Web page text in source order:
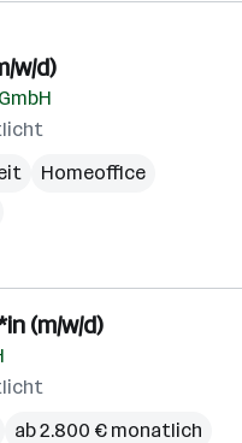
w/d)
Homeoffice
(m/w/d)
ab 2.800 € monatlich